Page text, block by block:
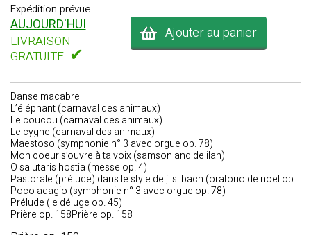
Expédition prévue
AUJOURD'HUI
LIVRAISON
GRATUITE ✔
Ajouter au panier
Danse macabre
L’éléphant (carnaval des animaux)
Le coucou (carnaval des animaux)
Le cygne (carnaval des animaux)
Maestoso (symphonie n° 3 avec orgue op. 78)
Mon coeur s’ouvre à ta voix (samson and delilah)
O salutaris hostia (messe op. 4)
Pastorale (prélude) dans le style de j. s. bach (oratorio de noël op.
Poco adagio (symphonie n° 3 avec orgue op. 78)
Prélude (le déluge op. 45)
Prière op. 158Prière op. 158